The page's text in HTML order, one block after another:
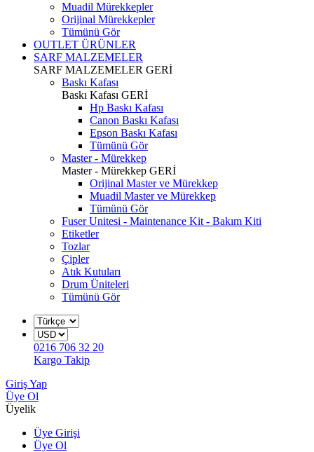
Muadil Mürekkepler
Orijinal Mürekkepler
Tümünü Gör
OUTLET ÜRÜNLER
SARF MALZEMELER
SARF MALZEMELER GERİ
Baskı Kafası
Baskı Kafası GERİ
Hp Baskı Kafası
Canon Baskı Kafası
Epson Baskı Kafası
Tümünü Gör
Master - Mürekkep
Master - Mürekkep GERİ
Orijinal Master ve Mürekkep
Muadil Master ve Mürekkep
Tümünü Gör
Fuser Unitesi - Maintenance Kit - Bakım Kiti
Etiketler
Tozlar
Çipler
Atık Kutuları
Drum Üniteleri
Tümünü Gör
0216 706 32 20
Kargo Takip
Giriş Yap
Üye Ol
Üyelik
Üye Girişi
Üye Ol